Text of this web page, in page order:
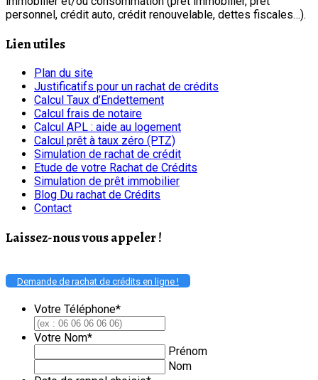
personnel, crédit auto, crédit renouvelable, dettes fiscales…).
Lien utiles
Plan du site
Justificatifs pour un rachat de crédits
Calcul Taux d’Endettement
Calcul frais de notaire
Calcul APL : aide au logement
Calcul prêt à taux zéro (PTZ)
Simulation de rachat de crédit
Etude de votre Rachat de Crédits
Simulation de prêt immobilier
Blog Du rachat de Crédits
Contact
Laissez-nous vous appeler !
Demande de rachat de crédits en ligne !
Votre Téléphone*
Votre Nom*
Prénom
Nom